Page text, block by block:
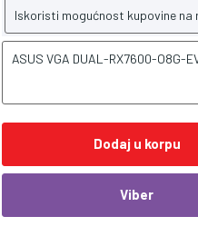
Iskoristi mogućnost kupovine na
ASUS VGA DUAL-RX7600-O8G-
Dodaj u korpu
Viber